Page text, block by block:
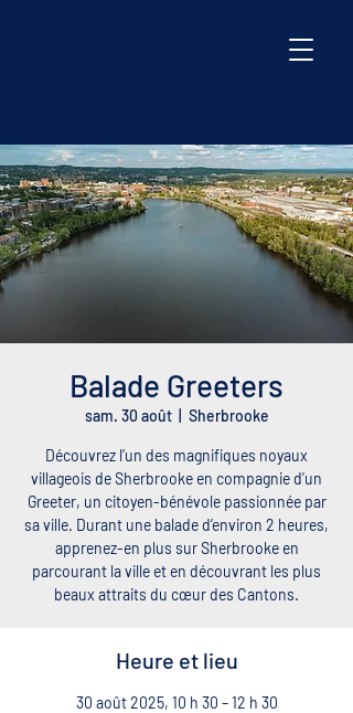
Balade Greeters
sam. 30 août
  |
Sherbrooke
Découvrez l’un des magnifiques noyaux
villageois de Sherbrooke en compagnie d’un
Greeter, un citoyen-bénévole passionnée par
sa ville. Durant une balade d’environ 2 heures,
apprenez-en plus sur Sherbrooke en
parcourant la ville et en découvrant les plus
beaux attraits du cœur des Cantons.
Heure et lieu
30 août 2025, 10 h 30 – 12 h 30